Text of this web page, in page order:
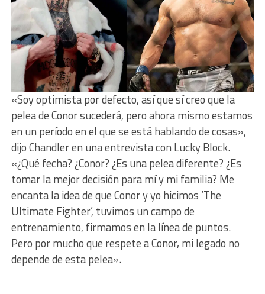
«Soy optimista por defecto, así que sí creo que la
pelea de Conor sucederá, pero ahora mismo estamos
en un período en el que se está hablando de cosas»,
dijo Chandler en una entrevista con Lucky Block.
«¿Qué fecha? ¿Conor? ¿Es una pelea diferente? ¿Es
tomar la mejor decisión para mí y mi familia? Me
encanta la idea de que Conor y yo hicimos ‘The
Ultimate Fighter’, tuvimos un campo de
entrenamiento, firmamos en la línea de puntos.
Pero por mucho que respete a Conor, mi legado no
depende de esta pelea».